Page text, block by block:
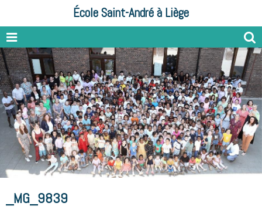
École Saint-André à Liège
_MG_9839